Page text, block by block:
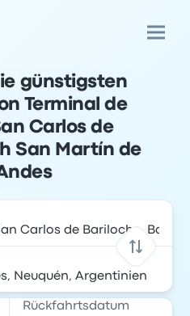
günstigsten
Terminal de
Carlos de
San Martín de
Rückfahrtsdatum